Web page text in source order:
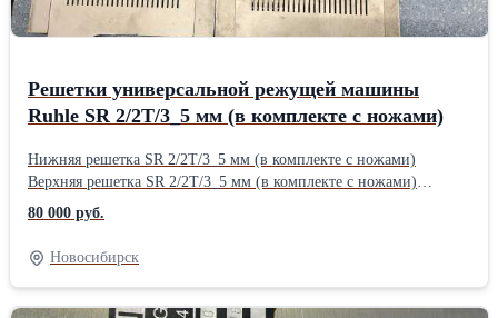
Решетки универсальной режущей машины
Ruhle SR 2/2T/3_5 мм (в комплекте с ножами)
Нижняя решетка SR 2/2T/3_5 мм (в комплекте с ножами)
Верхняя решетка SR 2/2T/3_5 мм (в комплекте с ножами)
Данные решетки были в употреблении, но находятся в хорошем
состоянии.
80 000 руб.
Новосибирск